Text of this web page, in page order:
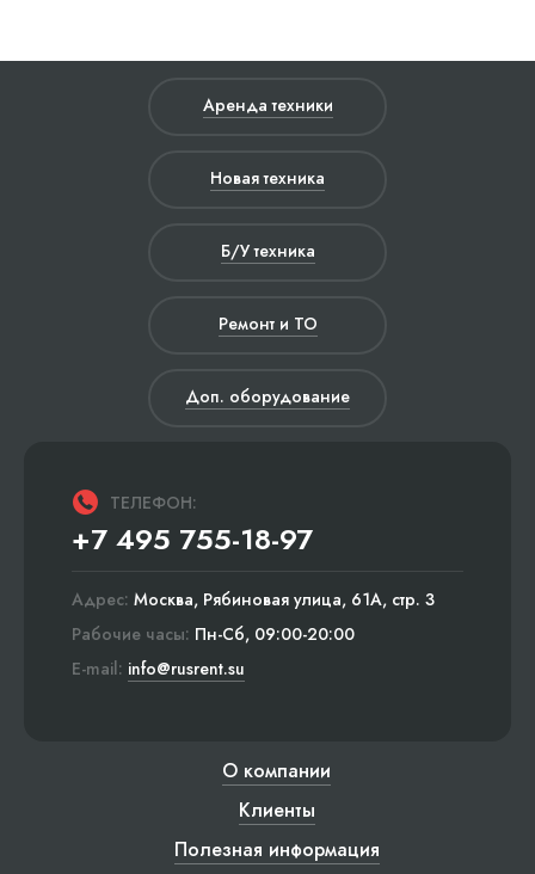
Аренда техники
Новая техника
Б/У техника
Ремонт и ТО
Доп. оборудование
ТЕЛЕФОН:
+7 495 755-18-97
Адрес: Москва, Рябиновая улица, 61А, стр. 3
Рабочие часы: Пн-Сб, 09:00-20:00
E-mail: info@rusrent.su
О компании
Клиенты
Полезная информация